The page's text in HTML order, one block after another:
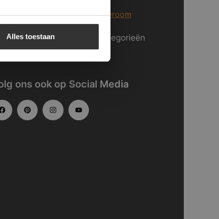
Alles toestaan
informatie overonze showroom
hieronze website in categorieën
ons ook op Social Media